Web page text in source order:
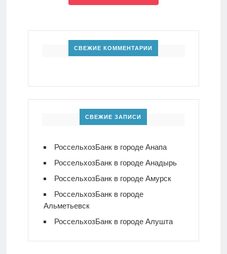
СВЕЖИЕ КОММЕНТАРИИ
СВЕЖИЕ ЗАПИСИ
РоссельхозБанк в городе Анапа
РоссельхозБанк в городе Анадырь
РоссельхозБанк в городе Амурск
РоссельхозБанк в городе
Альметьевск
РоссельхозБанк в городе Алушта